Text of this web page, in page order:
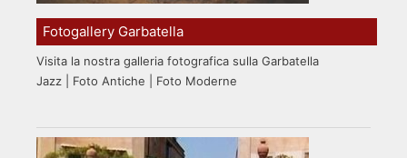
Fotogallery Garbatella
Visita la nostra galleria fotografica sulla Garbatella
Jazz | Foto Antiche | Foto Moderne